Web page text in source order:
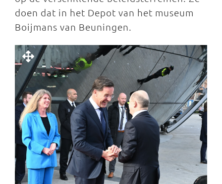
doen dat in het Depot van het museum
Boijmans van Beuningen.